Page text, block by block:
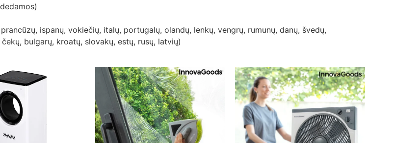
ispanų, vokiečių, italų, portugalų, olandų, lenkų, vengrų, rumunų, danų, švedų,
bulgarų, kroatų, slovakų, estų, rusų, latvių)